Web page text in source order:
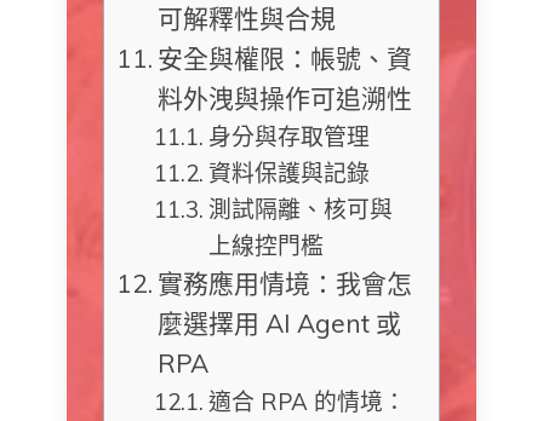
可解釋性與合規
安全與權限：帳號、資
料外洩與操作可追溯性
身分與存取管理
資料保護與記錄
測試隔離、核可與
上線控門檻
實務應用情境：我會怎
麼選擇用 AI Agent 或
RPA
適合 RPA 的情境：